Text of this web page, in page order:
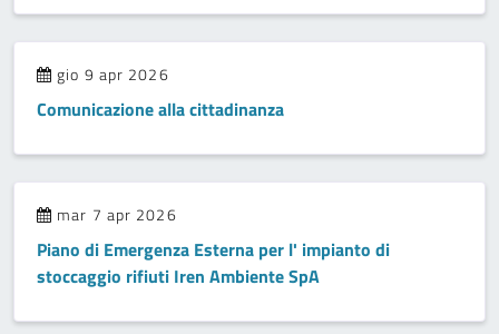
gio 9 apr 2026
Comunicazione alla cittadinanza
mar 7 apr 2026
Piano di Emergenza Esterna per l' impianto di
stoccaggio rifiuti Iren Ambiente SpA